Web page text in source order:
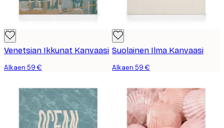
Venetsian Ikkunat Kanvaasi
Alkaen 59 €
Suolainen Ilma Kanvaasi
Alkaen 59 €